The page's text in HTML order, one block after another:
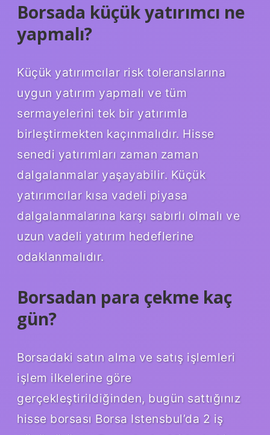
Borsada küçük yatırımcı ne
yapmalı?
Küçük yatırımcılar risk toleranslarına
uygun yatırım yapmalı ve tüm
sermayelerini tek bir yatırımla
birleştirmekten kaçınmalıdır. Hisse
senedi yatırımları zaman zaman
dalgalanmalar yaşayabilir. Küçük
yatırımcılar kısa vadeli piyasa
dalgalanmalarına karşı sabırlı olmalı ve
uzun vadeli yatırım hedeflerine
odaklanmalıdır.
Borsadan para çekme kaç
gün?
Borsadaki satın alma ve satış işlemleri
işlem ilkelerine göre
gerçekleştirildiğinden, bugün sattığınız
hisse borsası Borsa Istensbul’da 2 iş